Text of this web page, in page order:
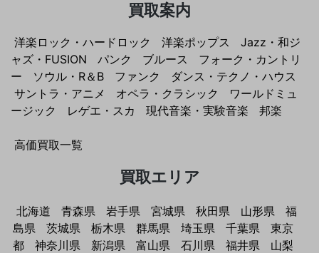
買取案内
洋楽ロック・ハードロック 洋楽ポップス
Jazz・和ジ
ャズ・FUSION
パンク ブルース
フォーク・カントリ
ー
ソウル・R＆B ファンク
ダンス・テクノ・ハウス
サントラ・アニメ
オペラ・クラシック
ワールドミュ
ージック
レゲエ・スカ 現代音楽・実験音楽 邦楽
高価買取一覧
買取エリア
北海道 青森県 岩手県 宮城県 秋田県 山形県
福
島県
茨城県 栃木県 群馬県 埼玉県 千葉県
東京
都
神奈川県 新潟県 富山県 石川県 福井県
山梨